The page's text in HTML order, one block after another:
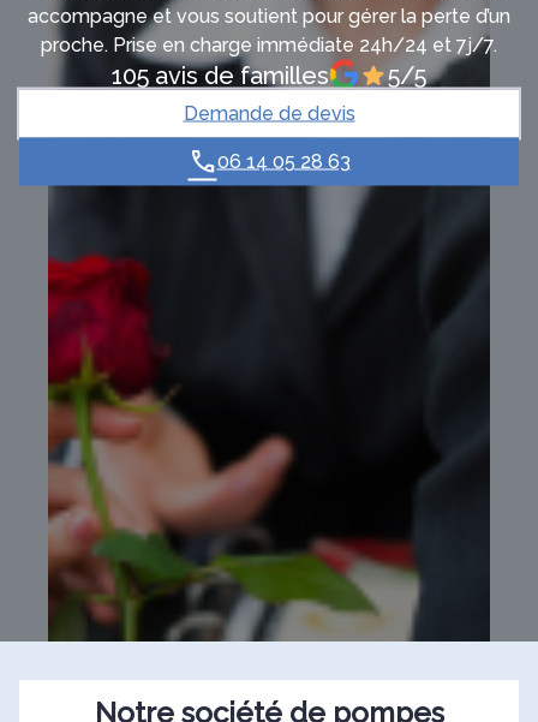
accompagne et vous soutient pour gérer la perte d’un
proche. Prise en charge immédiate 24h/24 et 7j/7.
105 avis de familles 5/5
Demande de devis
06 14 05 28 63
Notre société de pompes